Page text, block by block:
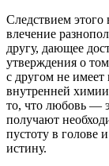
Следствием этого
влечение
другу, дающее
утверждения о
с другом не
внутренней
то, что любовь —
получают
пустоту в голове
истину.